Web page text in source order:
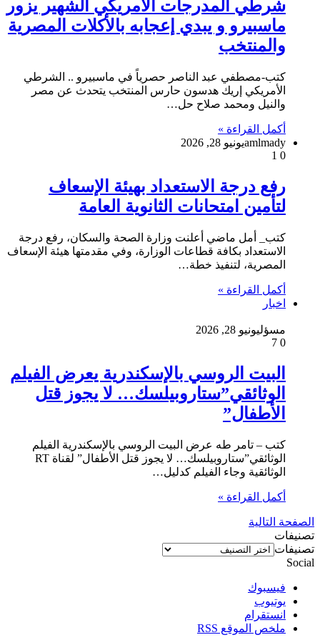
شرطي المدرجات الأمريكي الشهير يزور
ماسبيرو و يبدي إعجابه بالأكلات المصرية
والمنتخب
كتب-مصطفي عبد الناصر حصرياً في ماسبيرو .. الشرطي
الأمريكي إريك هدسون حارس المنتخب يتحدث عن مصر
والنيل ومحمد صلاح حل…
أكمل القراءة »
amlmadyيونيو 28, 2026
0
رفع درجة الاستعداد بهيئة الإسعاف
لتأمين امتحانات الثانوية العامة
كتب_ أمل ماضي أعلنت وزارة الصحة والسكان، رفع درجة
الاستعداد بكافة قطاعات الوزارة، وفي مقدمتها هيئة الإسعاف
المصرية، لتنفيذ خطة…
أكمل القراءة »
اخبار
مسؤليونيو 28, 2026
0
البيت الروسي بالإسكندرية يعرض الفيلم
الوثائقي”ستاروبيلسك… لا يجوز قتل
الأطفال”
كتب – تامر طه عرض البيت الروسي بالإسكندرية الفيلم
الوثائقي”ستاروبيلسك… لا يجوز قتل الأطفال” لقناة RT
الوثائقية وجاء الفيلم كدليل…
أكمل القراءة »
الصفحة التالية
تصنيفات
تصنيفات
Social
فيسبوك
يوتيوب
انستقرام
ملخص الموقع RSS